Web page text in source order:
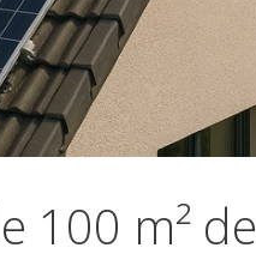
100 m² de